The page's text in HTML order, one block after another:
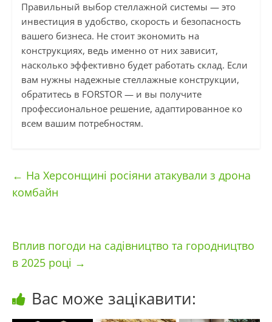
Правильный выбор стеллажной системы — это
инвестиция в удобство, скорость и безопасность
вашего бизнеса. Не стоит экономить на
конструкциях, ведь именно от них зависит,
насколько эффективно будет работать склад. Если
вам нужны надежные стеллажные конструкции,
обратитесь в FORSTOR — и вы получите
профессиональное решение, адаптированное ко
всем вашим потребностям.
← На Херсонщині росіяни атакували з дрона
комбайн
Вплив погоди на садівництво та городництво
в 2025 році →
Вас може зацікавити: